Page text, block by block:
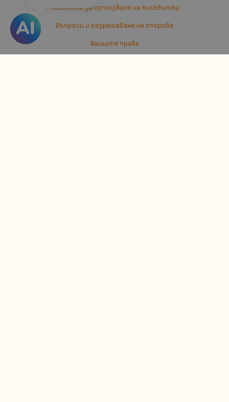
Политика за използване на бисквитки
Въпроси и разрешаване на спорове
Вашите права